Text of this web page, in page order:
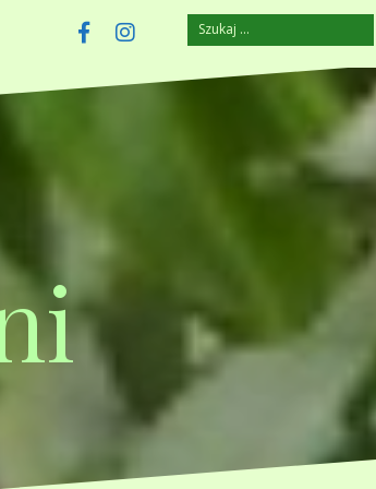
Instagram
szczuplejemy.pl
Szukaj: